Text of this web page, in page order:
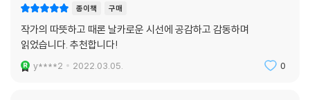
갈 수가 없습니다.
애초부터 세상은
23.4도 기울지 않았느냐며
사람들은 수평에
종이책 구매
작가의 따뜻하고 때론 날카로운 시선에 공감하고 감동하며
읽었습니다. 추천합니다!
y****2 2022.03.05. 0